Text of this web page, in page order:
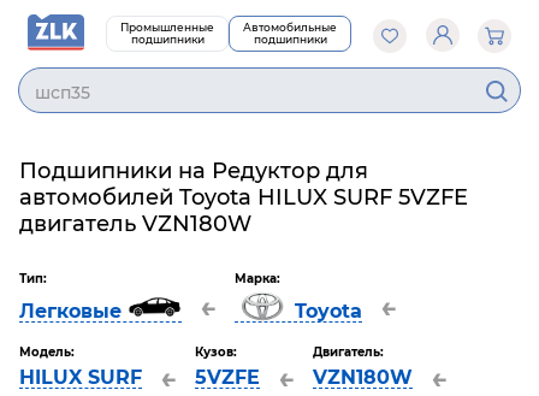
Промышленные
подшипники
Автомобильные
подшипники
шсп35
Подшипники на Редуктор для
автомобилей Toyota HILUX SURF 5VZFE
двигатель VZN180W
Тип:
Легковые ←
Марка:
Toyota ←
Модель:
HILUX SURF ←
Кузов:
5VZFE ←
Двигатель:
VZN180W ←